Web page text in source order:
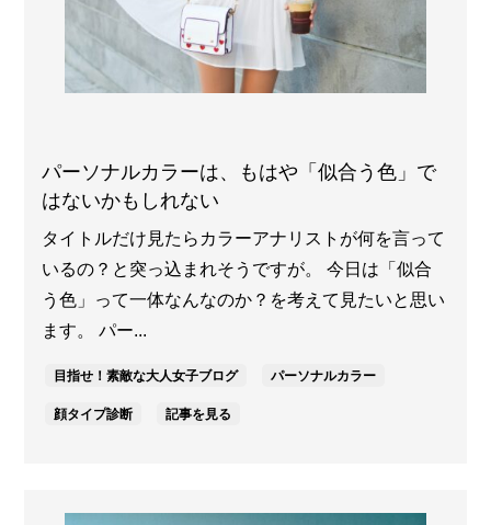
パーソナルカラーは、もはや「似合う色」で
はないかもしれない
タイトルだけ見たらカラーアナリストが何を言って
いるの？と突っ込まれそうですが。 今日は「似合
う色」って一体なんなのか？を考えて見たいと思い
ます。 パー...
目指せ！素敵な大人女子ブログ パーソナルカラー
顔タイプ診断 記事を見る